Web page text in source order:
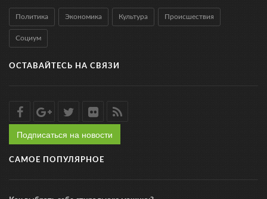
Политика Экономика Культура Происшествия
Социум
ОСТАВАЙТЕСЬ НА СВЯЗИ
Подписаться на новости
САМОЕ ПОПУЛЯРНОЕ